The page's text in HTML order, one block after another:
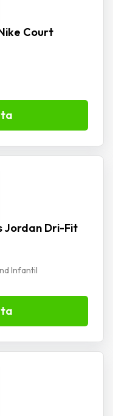
Court
Jordan Dri-Fit
Infantil